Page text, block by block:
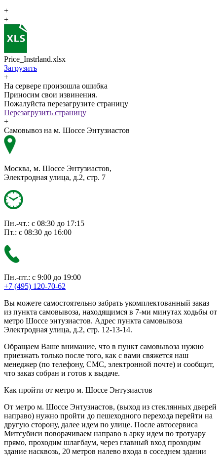
+
+
Price_Instrland.xlsx
Загрузить
+
На сервере произошла ошибка
Приносим свои извинения.
Пожалуйста перезагрузите страницу
Перезагрузить страницу
+
Самовывоз на м. Шоссе Энтузиастов
Москва, м. Шоссе Энтузиастов,
Электродная улица, д.2, стр. 7
Пн.-чт.: с 08:30 до 17:15
Пт.: с 08:30 до 16:00
Пн.-пт.: с 9:00 до 19:00
+7 (495) 120-70-62
Вы можете самостоятельно забрать укомплектованный заказ
из пункта самовывоза, находящимся в 7-ми минутах ходьбы от
метро Шоссе энтузиастов. Адрес пункта самовывоза
Электродная улица, д.2, стр. 12-13-14.
Обращаем Ваше внимание, что в пункт самовывоза нужно
приезжать только после того, как с вами свяжется наш
менеджер (по телефону, СМС, электронной почте) и сообщит,
что заказ собран и готов к выдаче.
Как пройти от метро м. Шоссе Энтузиастов
От метро м. Шоссе Энтузиастов, (выход из стеклянных дверей
направо) нужно пройти до пешеходного перехода перейти на
другую сторону, далее идем по улице. После автосервиса
Митсубиси поворачиваем направо в арку идем по тротуару
прямо, проходим шлагбаум, через главный вход проходим
здание насквозь, 20 метров налево входа в соседнем здании